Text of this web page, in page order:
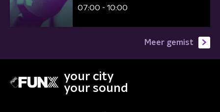
07:00 - 10:00
Meer gemist
your city
your sound